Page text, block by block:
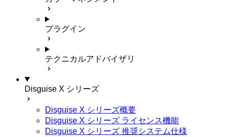
プラグイン
テクニカルアドバイザリ
Disguise X シリーズ
Disguise X シリーズ概要
Disguise X シリーズ ライセンス機能
Disguise X シリーズ 推奨システム仕様